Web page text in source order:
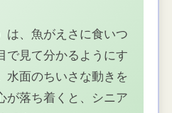
は、魚がえさに食いつ
で見て分かるようにす
水面のちいさな動きを
が落ち着くと、シニア